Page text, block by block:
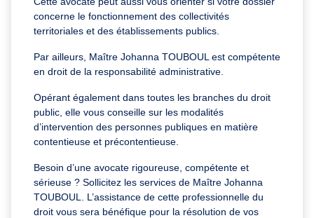
concerne le fonctionnement des collectivités
territoriales et des établissements publics.
Par ailleurs, Maître Johanna TOUBOUL est compétente
en droit de la responsabilité administrative.
Opérant également dans toutes les branches du droit
public, elle vous conseille sur les modalités
d’intervention des personnes publiques en matière
contentieuse et précontentieuse.
Besoin d’une avocate rigoureuse, compétente et
sérieuse ? Sollicitez les services de Maître Johanna
TOUBOUL. L’assistance de cette professionnelle du
droit vous sera bénéfique pour la résolution de vos